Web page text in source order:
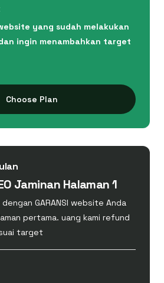
yang sudah melakukan
ingin menambahkan target
Choose Plan
Jaminan Halaman 1
GARANSI website Anda
pertama. uang kami refund
target